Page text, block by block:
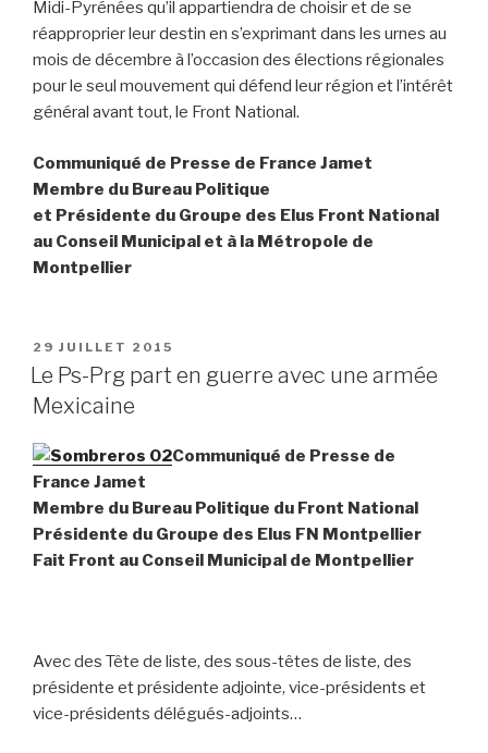
Midi-Pyrénées qu’il appartiendra de choisir et de se
réapproprier leur destin en s’exprimant dans les urnes au
mois de décembre à l’occasion des élections régionales
pour le seul mouvement qui défend leur région et l’intérêt
général avant tout, le Front National.
Communiqué de Presse de France Jamet
Membre du Bureau Politique
et Présidente du Groupe des Elus Front National
au Conseil Municipal et à la Métropole de
Montpellier
PUBLIÉ
LE
29 JUILLET 2015
Le Ps-Prg part en guerre avec une armée
Mexicaine
Communiqué de Presse de
France Jamet
Membre du Bureau Politique du Front National
Présidente du Groupe des Elus FN Montpellier
Fait Front au Conseil Municipal de Montpellier
Avec des Tête de liste, des sous-têtes de liste, des
présidente et présidente adjointe, vice-présidents et
vice-présidents délégués-adjoints…